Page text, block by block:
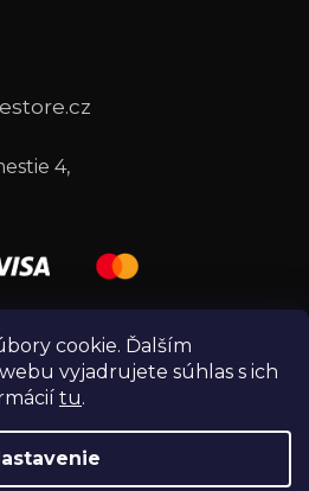
cookie. Ďalším
vyjadrujete súhlas s ich
tu.
4,